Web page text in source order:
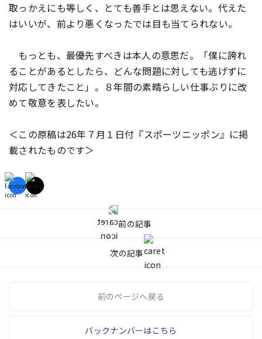
取っかえにも等しく、とても善手とは思えない。代えた
はいいが、前より悪くなったでは目も当てられない。
もっとも、最優先すべきは本人の意思だ。「僕に誇れ
ることがあるとしたら、どんな問題に対しても逃げずに
対応してきたこと」。８年間の素晴らしい仕事ぶりに改
めて敬意を表したい。
＜この原稿は26年７月１日付『スポーツニッポン』に掲
載されたものです＞
前の記事
次の記事
前のページへ戻る
バックナンバーはこちら